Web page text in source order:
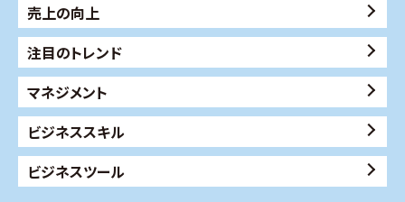
売上の向上
注目のトレンド
マネジメント
ビジネススキル
ビジネスツール